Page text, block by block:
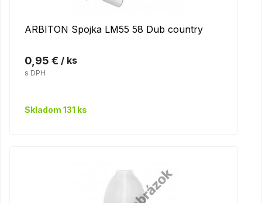
ARBITON Spojka LM55 58 Dub country
0,95 € / ks
s DPH
Skladom 131 ks